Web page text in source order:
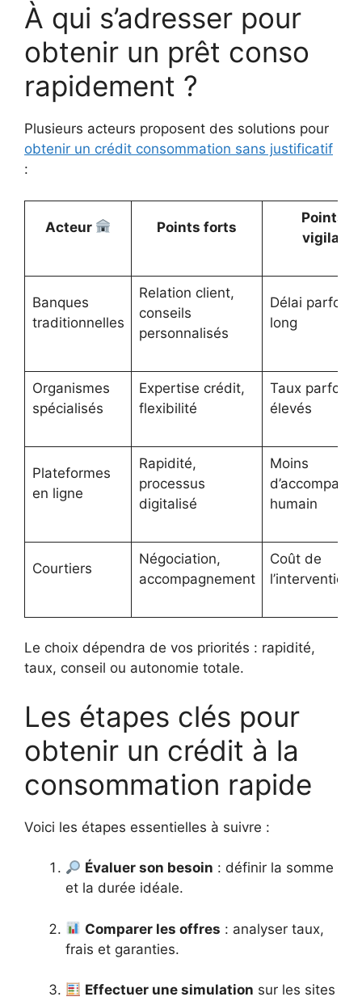
À qui s’adresser pour
obtenir un prêt conso
rapidement ?
Plusieurs acteurs proposent des solutions pour
obtenir un crédit consommation sans justificatif
:
Acteur Points forts
Points
Banques
traditionnelles
Relation client,
conseils
personnalisés
Délai parfois
long
Organismes
spécialisés
Expertise crédit,
flexibilité
Taux parfois
élevés
Plateformes
en ligne
Rapidité,
processus
digitalisé
Moins
humain
Courtiers
Négociation,
accompagnement
Coût de
l’intervention
Le choix dépendra de vos priorités : rapidité,
taux, conseil ou autonomie totale.
Les étapes clés pour
obtenir un crédit à la
consommation rapide
Voici les étapes essentielles à suivre :
Évaluer son besoin : définir la somme
et la durée idéale.
Comparer les offres : analyser taux,
frais et garanties.
Effectuer une simulation sur les sites